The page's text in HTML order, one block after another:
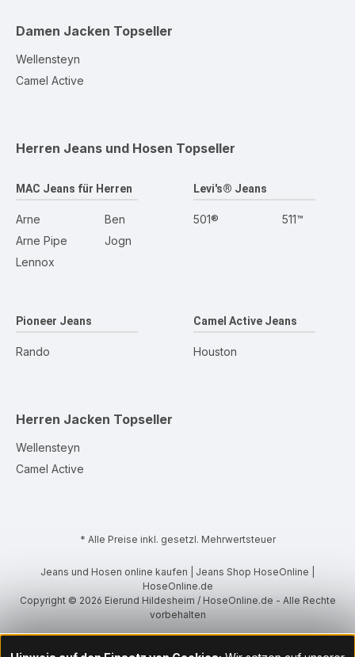
Damen Jacken Topseller
Wellensteyn
Camel Active
Herren Jeans und Hosen Topseller
MAC Jeans für Herren
Arne
Arne Pipe
Lennox
Ben
Jogn
Levi's® Jeans
501® 511™
Pioneer Jeans
Rando
Camel Active Jeans
Houston
Herren Jacken Topseller
Wellensteyn
Camel Active
* Alle Preise inkl. gesetzl. Mehrwertsteuer
Jeans und Hosen online kaufen | Jeans Shop HoseOnline |
HoseOnline.de
Copyright © 2026 Eierund Hildesheim / HoseOnline.de - Alle Rechte
vorbehalten